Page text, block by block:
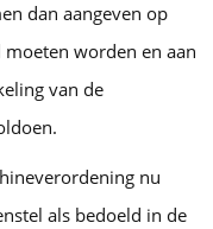
dan aangeven op
worden en aan
van de
nu
als bedoeld in de